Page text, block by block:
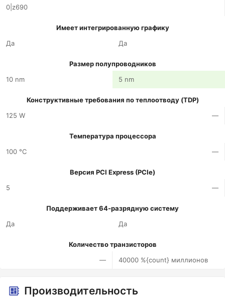
0|z690
Имеет интегрированную графику
Да
Да
Размер полупроводников
10 nm
5 nm
Конструктивные требования по теплоотводу (TDP)
125 W
—
Температура процессора
100 °C
—
Версия PCI Express (PCIe)
5
—
Поддерживает 64-разрядную систему
Да
Да
Количество транзисторов
—
40000 %{count} миллионов
Производительность